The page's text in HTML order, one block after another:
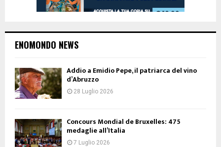
ENOMONDO NEWS
Addio a Emidio Pepe, il patriarca del vino
d’Abruzzo
28 Luglio 2026
Concours Mondial de Bruxelles: 475
medaglie all’Italia
7 Luglio 2026